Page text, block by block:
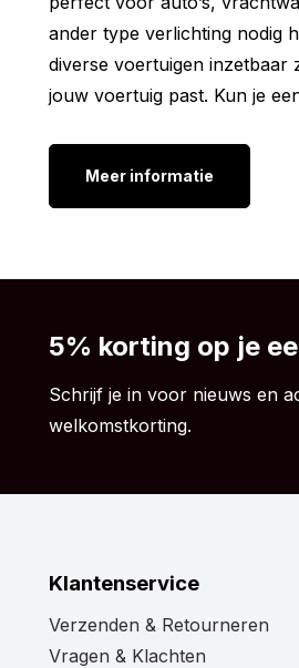
Hoogte: 27.7 mm
Lengte: 84.2 mm
Dikte: 11 mm
H.o.H: 58 mm
Overige uitvoeringen:
Horpol LD3212
Horpol LD3212
Horpol LD3211
Geen probleem! Neem
ander type verlichting nodig
diverse voertuigen inzetbaar
jouw voertuig past. Kun je
Meer informatie
5% korting op je
Schrijf je in voor nieuws en
welkomstkorting.
Klantenservice
Verzenden & Retourneren
Vragen & Klachten